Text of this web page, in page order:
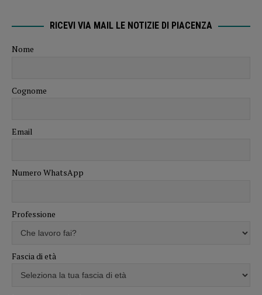
RICEVI VIA MAIL LE NOTIZIE DI PIACENZA
Nome
Cognome
Email
Numero WhatsApp
Professione
Fascia di età